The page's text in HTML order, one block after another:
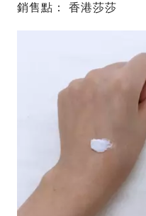
銷售點： 香港莎莎